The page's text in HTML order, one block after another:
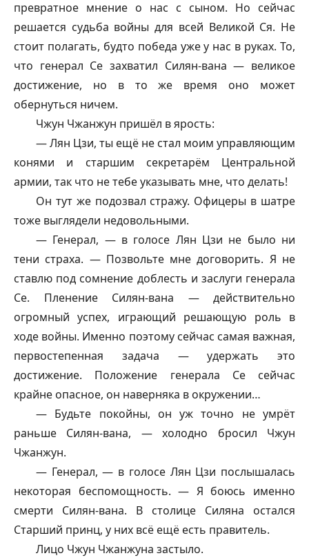
превратное мнение о нас с сыном. Но сейчас
решается судьба войны для всей Великой Ся. Не
стоит полагать, будто победа уже у нас в руках. То,
что генерал Се захватил Силян-вана — великое
достижение, но в то же время оно может
обернуться ничем.
Чжун Чжанжун пришёл в ярость:
— Лян Цзи, ты ещё не стал моим управляющим
конями и старшим секретарём Центральной
армии, так что не тебе указывать мне, что делать!
Он тут же подозвал стражу. Офицеры в шатре
тоже выглядели недовольными.
— Генерал, — в голосе Лян Цзи не было ни
тени страха. — Позвольте мне договорить. Я не
ставлю под сомнение доблесть и заслуги генерала
Се. Пленение Силян-вана — действительно
огромный успех, играющий решающую роль в
ходе войны. Именно поэтому сейчас самая важная,
первостепенная задача — удержать это
достижение. Положение генерала Се сейчас
крайне опасное, он наверняка в окружении…
— Будьте покойны, он уж точно не умрёт
раньше Силян-вана, — холодно бросил Чжун
Чжанжун.
— Генерал, — в голосе Лян Цзи послышалась
некоторая беспомощность. — Я боюсь именно
смерти Силян-вана. В столице Силяна остался
Старший принц, у них всё ещё есть правитель.
Лицо Чжун Чжанжуна застыло.